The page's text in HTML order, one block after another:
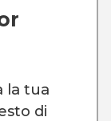
la tua
di